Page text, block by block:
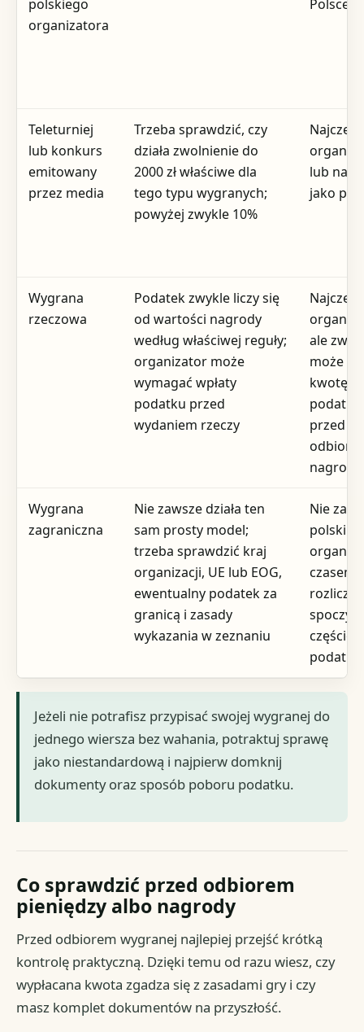
polskiego
organizatora
Polsce
Teleturniej
lub konkurs
emitowany
przez media
Trzeba sprawdzić, czy
działa zwolnienie do
2000 zł właściwe dla
tego typu wygranych;
powyżej zwykle 10%
lub
jako
Wygrana
rzeczowa
Podatek zwykle liczy się
od wartości nagrody
według właściwej reguły;
organizator może
wymagać wpłaty
podatku przed
wydaniem rzeczy
ale
może
kwotę
podatku
przed
nagrody
Wygrana
zagraniczna
Nie zawsze działa ten
sam prosty model;
trzeba sprawdzić kraj
organizacji, UE lub EOG,
ewentualny podatek za
granicą i zasady
wykazania w zeznaniu
Nie
polski
czasem
Jeżeli nie potrafisz przypisać swojej wygranej do
jednego wiersza bez wahania, potraktuj sprawę
jako niestandardową i najpierw domknij
dokumenty oraz sposób poboru podatku.
Co sprawdzić przed odbiorem
pieniędzy albo nagrody
Przed odbiorem wygranej najlepiej przejść krótką
kontrolę praktyczną. Dzięki temu od razu wiesz, czy
wypłacana kwota zgadza się z zasadami gry i czy
masz komplet dokumentów na przyszłość.